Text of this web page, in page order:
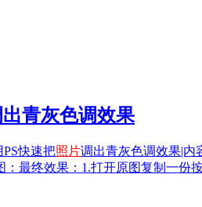
青灰色调效果
快速把照片调出青灰色调效果|内
最终效果：1.打开原图复制一份